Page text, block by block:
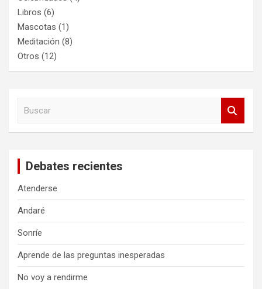
Libros (6)
Mascotas (1)
Meditación (8)
Otros (12)
Debates recientes
Atenderse
Andaré
Sonríe
Aprende de las preguntas inesperadas
No voy a rendirme